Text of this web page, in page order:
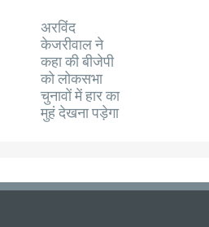
अरविंद
केजरीवाल ने
कहा की बीजेपी
को लोकसभा
चुनावों में हार का
मुहं देखना पड़ेगा